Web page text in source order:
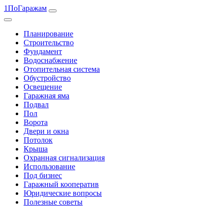
1ПоГаражам
Планирование
Строительство
Фундамент
Водоснабжение
Отопительная система
Обустройство
Освещение
Гаражная яма
Подвал
Пол
Ворота
Двери и окна
Потолок
Крыша
Охранная сигнализация
Использование
Под бизнес
Гаражный кооператив
Юридические вопросы
Полезные советы